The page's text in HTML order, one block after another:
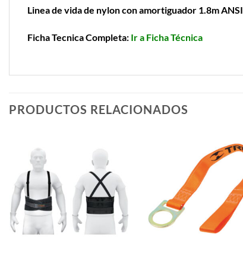
Linea de vida de nylon con amortiguador 1.8m ANSI
Ficha Tecnica Completa: Ir a Ficha Técnica
PRODUCTOS RELACIONADOS